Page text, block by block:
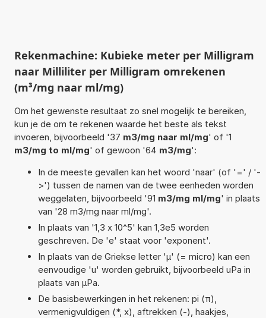
Rekenmachine: Kubieke meter per Milligram
naar Milliliter per Milligram omrekenen
(m³/mg naar ml/mg)
Om het gewenste resultaat zo snel mogelijk te bereiken,
kun je de om te rekenen waarde het beste als tekst
invoeren, bijvoorbeeld '37 m3/mg naar ml/mg' of '1
m3/mg to ml/mg' of gewoon '64 m3/mg':
In de meeste gevallen kan het woord 'naar' (of '=' / '-
>') tussen de namen van de twee eenheden worden
weggelaten, bijvoorbeeld '91 m3/mg ml/mg' in plaats
van '28 m3/mg naar ml/mg'.
In plaats van '1,3 x 10^5' kan 1,3e5 worden
geschreven. De 'e' staat voor 'exponent'.
In plaats van de Griekse letter 'µ' (= micro) kan een
eenvoudige 'u' worden gebruikt, bijvoorbeeld uPa in
plaats van µPa.
De basisbewerkingen in het rekenen: pi (π),
vermenigvuldigen (*, x), aftrekken (-), haakjes,